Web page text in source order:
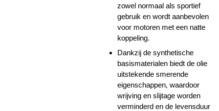
zowel normaal als sportief
gebruik en wordt aanbevolen
voor motoren met een natte
koppeling.
Dankzij de synthetische
basismaterialen biedt de olie
uitstekende smerende
eigenschappen, waardoor
wrijving en slijtage worden
verminderd en de levensduur